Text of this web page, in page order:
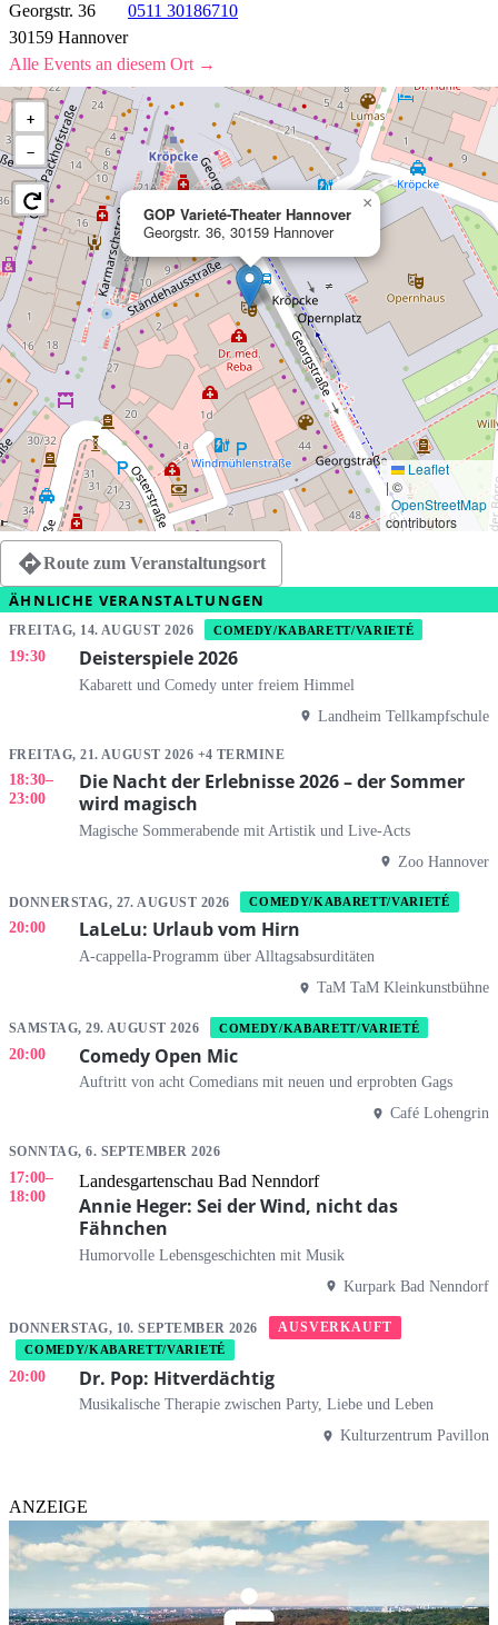
Georgstr. 36
30159 Hannover
0511 30186710
Alle Events an diesem Ort →
GOP Varieté-Theater Hannover
Georgstr. 36, 30159 Hannover
×
+
−
Leaflet
|©
OpenStreetMap
contributors
Route zum Veranstaltungsort
ÄHNLICHE VERANSTALTUNGEN
FREITAG, 14. AUGUST 2026 COMEDY/KABARETT/VARIETÉ
19:30 Deisterspiele 2026
Kabarett und Comedy unter freiem Himmel
Landheim Tellkampfschule
FREITAG, 21. AUGUST 2026 +4 TERMINE
18:30–
23:00
Die Nacht der Erlebnisse 2026 – der Sommer
wird magisch
Magische Sommerabende mit Artistik und Live-Acts
Zoo Hannover
DONNERSTAG, 27. AUGUST 2026 COMEDY/KABARETT/VARIETÉ
20:00 LaLeLu: Urlaub vom Hirn
A-cappella-Programm über Alltagsabsurditäten
TaM TaM Kleinkunstbühne
SAMSTAG, 29. AUGUST 2026 COMEDY/KABARETT/VARIETÉ
20:00 Comedy Open Mic
Auftritt von acht Comedians mit neuen und erprobten Gags
Café Lohengrin
SONNTAG, 6. SEPTEMBER 2026
17:00–
18:00
Landesgartenschau Bad Nenndorf
Annie Heger: Sei der Wind, nicht das
Fähnchen
Humorvolle Lebensgeschichten mit Musik
Kurpark Bad Nenndorf
DONNERSTAG, 10. SEPTEMBER 2026 AUSVERKAUFT
COMEDY/KABARETT/VARIETÉ
20:00 Dr. Pop: Hitverdächtig
Musikalische Therapie zwischen Party, Liebe und Leben
Kulturzentrum Pavillon
ANZEIGE